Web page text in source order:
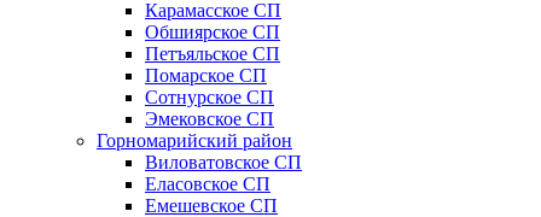
Карамасское СП
Обшиярское СП
Петъяльское СП
Помарское СП
Сотнурское СП
Эмековское СП
Горномарийский район
Виловатовское СП
Еласовское СП
Емешевское СП